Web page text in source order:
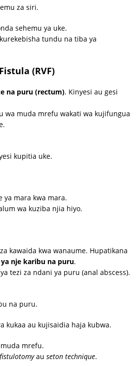
za siri.
sehemu ya uke.
tundu na tiba ya
(RVF)
na puru (rectum). Kinyesi au gesi
wa muda mrefu wakati wa kujifungua
kupitia uke.
ya mara kwa mara.
wa kuziba njia hiyo.
kawaida kwa wanaume. Hupatikana
nje karibu na puru.
tezi za ndani ya puru (anal abscess).
na puru.
kukaa au kujisaidia haja kubwa.
mrefu.
fistulotomyau seton technique.